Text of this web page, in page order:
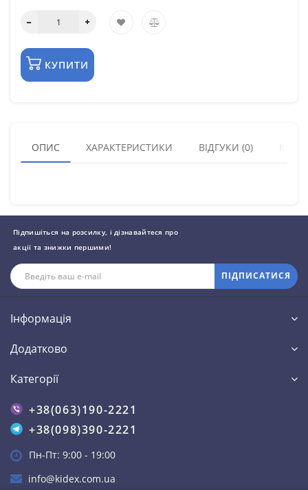
КУПИТИ
ОПИС ХАРАКТЕРИСТИКИ ВІДГУКИ (0)
Підпишіться на розсилку, і дізнавайтеся про
акції та знижки першими!
ПІДПИСАТИСЯ
Інформація
Додатково
Категорії
+38(063)190-2221
+38(098)390-2221
Пн-Пт: 9:00 - 19:00
info@kidex.com.ua